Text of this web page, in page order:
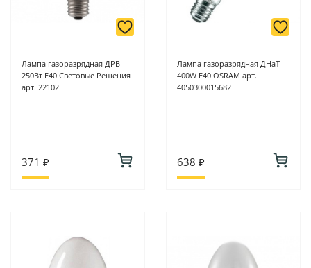
Лампа газоразрядная ДРВ
250Вт Е40 Световые Решения
арт. 22102
371 ₽
Лампа газоразрядная ДНаТ
400W E40 OSRAM арт.
4050300015682
638 ₽